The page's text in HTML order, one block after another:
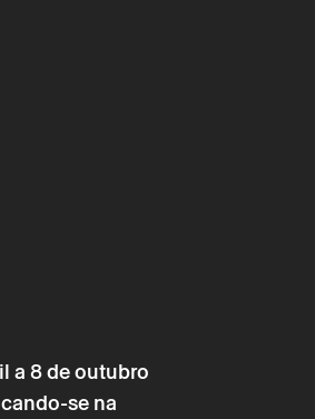
a 8 de outubro
se na